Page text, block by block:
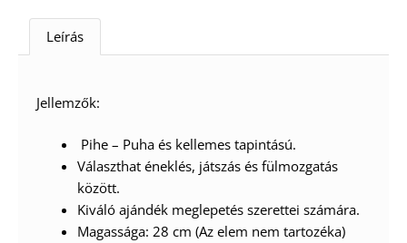
Leírás
Jellemzők:
Pihe – Puha és kellemes tapintású.
Választhat éneklés, játszás és fülmozgatás
között.
Kiváló ajándék meglepetés szerettei számára.
Magassága: 28 cm (Az elem nem tartozéka)